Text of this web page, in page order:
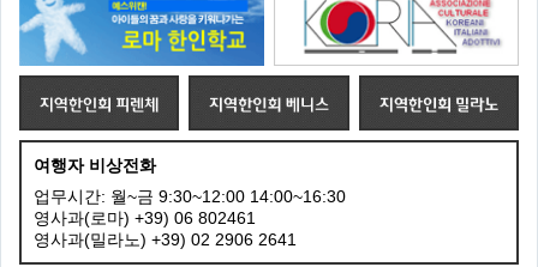
여행자 비상전화
업무시간: 월~금 9:30~12:00 14:00~16:30
영사과(로마) +39) 06 802461
영사과(밀라노) +39) 02 2906 2641